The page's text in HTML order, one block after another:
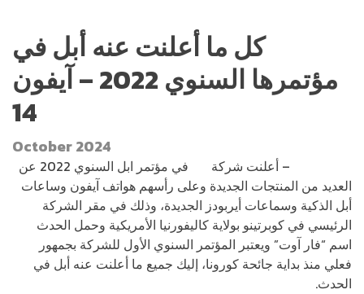
كل ما أعلنت عنه أبل في
مؤتمرها السنوي 2022 – آيفون
14
October 2024
– أعلنت شركة
في مؤتمر ابل السنوي 2022 عن
العديد من المنتجات الجديدة وعلى رأسهم هواتف آيفون وساعات
أبل الذكية وسماعات أيربودز الجديدة، وذلك في مقر الشركة
الرئيسي في كوبرتينو بولاية كاليفورنيا الأمريكية وحمل الحدث
اسم “فار آوت” ويعتبر المؤتمر السنوي الأول للشركة بجمهور
فعلي منذ بداية جائحة كورونا، إليك جميع ما أعلنت عنه أبل في
الحدث.